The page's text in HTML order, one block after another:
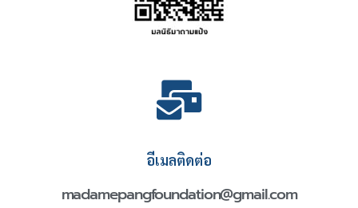
อีเมลติดต่อ
madamepangfoundation@gmail.com